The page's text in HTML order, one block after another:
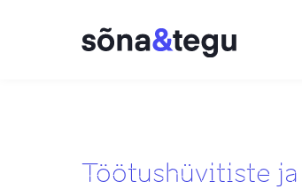
Töötushüvitiste